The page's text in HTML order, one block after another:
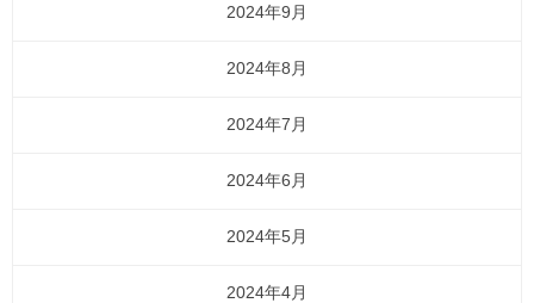
2024年9月
2024年8月
2024年7月
2024年6月
2024年5月
2024年4月